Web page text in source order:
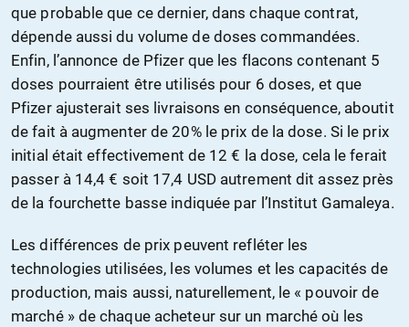
que probable que ce dernier, dans chaque contrat,
dépende aussi du volume de doses commandées.
Enfin, l’annonce de Pfizer que les flacons contenant 5
doses pourraient être utilisés pour 6 doses, et que
Pfizer ajusterait ses livraisons en conséquence, aboutit
de fait à augmenter de 20% le prix de la dose. Si le prix
initial était effectivement de 12 € la dose, cela le ferait
passer à 14,4 € soit 17,4 USD autrement dit assez près
de la fourchette basse indiquée par l’Institut Gamaleya.
Les différences de prix peuvent refléter les
technologies utilisées, les volumes et les capacités de
production, mais aussi, naturellement, le « pouvoir de
marché » de chaque acheteur sur un marché où les